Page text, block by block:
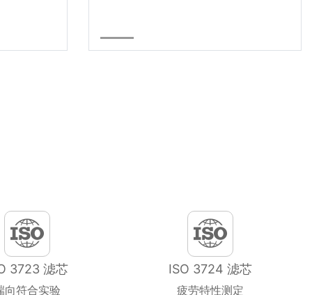
3723 滤芯
向符合实验
ISO 3724 滤芯
疲劳特性测定